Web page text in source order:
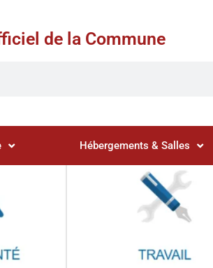
de la Commune
Hébergements & Salles